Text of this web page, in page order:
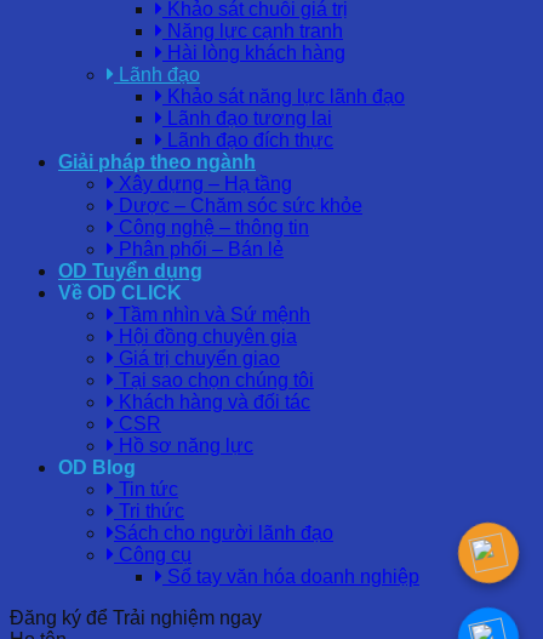
Khảo sát chuỗi giá trị
Năng lực cạnh tranh
Hài lòng khách hàng
Lãnh đạo
Khảo sát năng lực lãnh đạo
Lãnh đạo tương lai
Lãnh đạo đích thực
Giải pháp theo ngành
Xây dựng – Hạ tầng
Dược – Chăm sóc sức khỏe
Công nghệ – thông tin
Phân phối – Bán lẻ
OD Tuyển dụng
Về OD CLICK
Tầm nhìn và Sứ mệnh
Hội đồng chuyên gia
Giá trị chuyển giao
Tại sao chọn chúng tôi
Khách hàng và đối tác
CSR
Hồ sơ năng lực
OD Blog
Tin tức
Tri thức
Sách cho người lãnh đạo
Công cụ
Sổ tay văn hóa doanh nghiệp
Đăng ký để Trải nghiệm ngay